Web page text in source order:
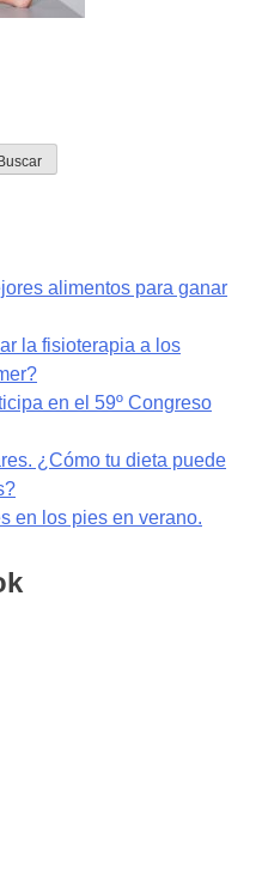
alimentos para ganar
la fisioterapia a los
en el 59º Congreso
¿Cómo tu dieta puede
en los pies en verano.